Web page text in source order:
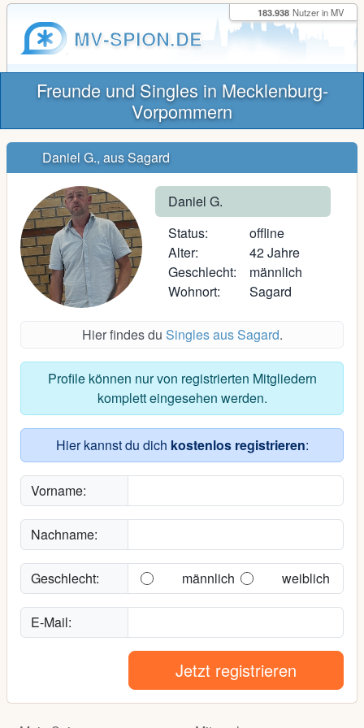
MV-SPION.DE
183.938 Nutzer in MV
Freunde und Singles in Mecklenburg-
Vorpommern
Daniel G., aus Sagard
Daniel G.
Status:
offline
Alter:
42 Jahre
Geschlecht:
männlich
Wohnort:
Sagard
Hier findes du Singles aus Sagard.
Profile können nur von registrierten Mitgliedern
komplett eingesehen werden.
Hier kannst du dich kostenlos registrieren:
Vorname:
Nachname:
Geschlecht: männlich weiblich
E-Mail:
Jetzt registrieren